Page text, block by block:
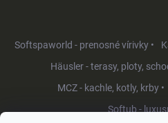
Softspaworld - prenosné vírivky •
Häusler - terasy, ploty,
MCZ - kachle, kotly, krby •
Softub -